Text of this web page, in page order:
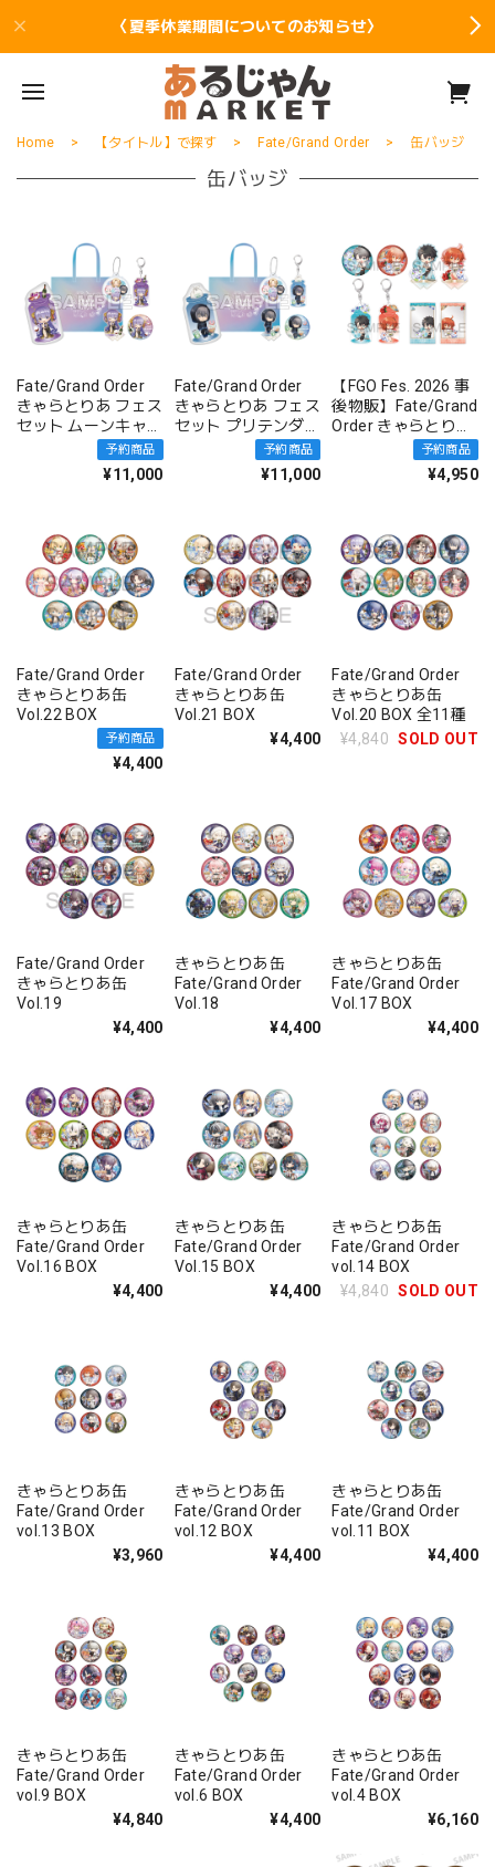
〈夏季休業期間についてのお知らせ〉
Home 【タイトル】で探す Fate/Grand Order 缶バッジ
缶バッジ
Fate/Grand Order
きゃらとりあ フェス
セット ムーンキャン
サー/BBドバイ予約商品
¥11,000
Fate/Grand Order
きゃらとりあ フェス
セット プリテンダ
ー/オベロン〔不機
嫌サマー・オベロ
予約商品
¥11,000
【FGO Fes. 2026 事
後物販】Fate/Grand
Order きゃらとりあ
サマストver. フェス
予約商品
¥4,950
Fate/Grand Order
きゃらとりあ缶
Vol.22 BOX
予約商品
¥4,400
Fate/Grand Order
きゃらとりあ缶
Vol.21 BOX
¥4,400
Fate/Grand Order
きゃらとりあ缶
Vol.20 BOX 全11種
¥4,840 SOLD OUT
Fate/Grand Order
きゃらとりあ缶
Vol.19
¥4,400
きゃらとりあ缶
Fate/Grand Order
Vol.18
¥4,400
きゃらとりあ缶
Fate/Grand Order
Vol.17 BOX
¥4,400
きゃらとりあ缶
Fate/Grand Order
Vol.16 BOX
¥4,400
きゃらとりあ缶
Fate/Grand Order
Vol.15 BOX
¥4,400
きゃらとりあ缶
Fate/Grand Order
vol.14 BOX
¥4,840 SOLD OUT
きゃらとりあ缶
Fate/Grand Order
vol.13 BOX
¥3,960
きゃらとりあ缶
Fate/Grand Order
vol.12 BOX
¥4,400
きゃらとりあ缶
Fate/Grand Order
vol.11 BOX
¥4,400
きゃらとりあ缶
Fate/Grand Order
vol.9 BOX
¥4,840
きゃらとりあ缶
Fate/Grand Order
vol.6 BOX
¥4,400
きゃらとりあ缶
Fate/Grand Order
vol.4 BOX
¥6,160